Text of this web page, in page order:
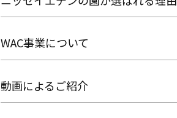
WAC事業について
動画によるご紹介